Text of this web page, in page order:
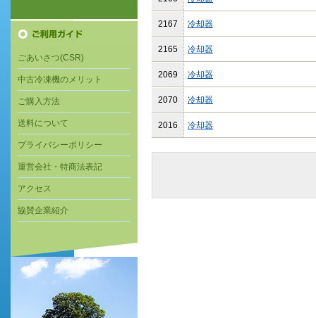
2167 冷却器
2165 冷却器
2069 冷却器
2070 冷却器
2016 冷却器
ごあいさつ(CSR)
中古冷凍機のメリット
ご購入方法
送料について
プライバシーポリシー
運営会社・特商法表記
アクセス
協賛企業紹介